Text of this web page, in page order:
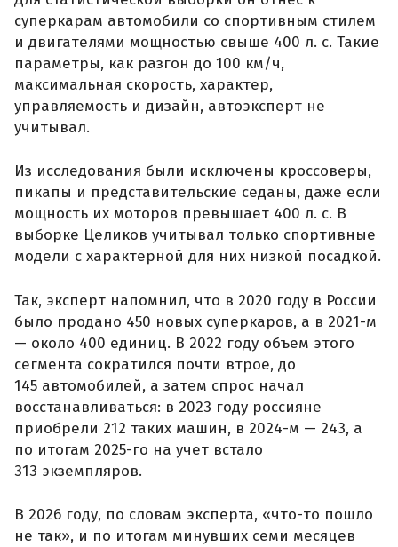
суперкарам автомобили со спортивным стилем
и двигателями мощностью свыше 400 л. с. Такие
параметры, как разгон до 100 км/ч,
максимальная скорость, характер,
управляемость и дизайн, автоэксперт не
учитывал.
Из исследования были исключены кроссоверы,
пикапы и представительские седаны, даже если
мощность их моторов превышает 400 л. с. В
выборке Целиков учитывал только спортивные
модели с характерной для них низкой посадкой.
Так, эксперт напомнил, что в 2020 году в России
было продано 450 новых суперкаров, а в 2021-м
— около 400 единиц. В 2022 году объем этого
сегмента сократился почти втрое, до
145 автомобилей, а затем спрос начал
восстанавливаться: в 2023 году россияне
приобрели 212 таких машин, в 2024-м — 243, а
по итогам 2025-го на учет встало
313 экземпляров.
В 2026 году, по словам эксперта, «что-то пошло
не так», и по итогам минувших семи месяцев